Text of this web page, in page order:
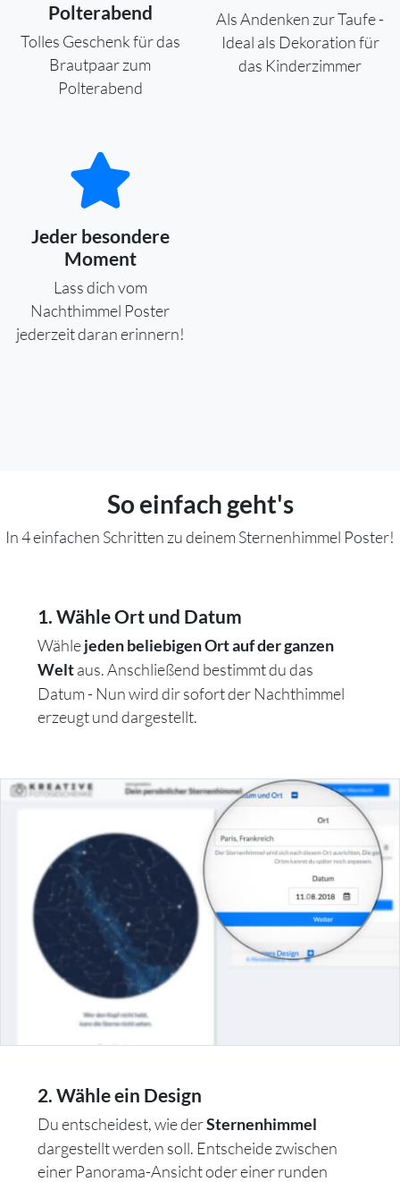
Polterabend
Tolles Geschenk für das
Brautpaar zum
Polterabend
Als Andenken zur Taufe -
Ideal als Dekoration für
das Kinderzimmer
Jeder besondere
Moment
Lass dich vom
Nachthimmel Poster
jederzeit daran erinnern!
So einfach geht's
In 4 einfachen Schritten zu deinem Sternenhimmel Poster!
1. Wähle Ort und Datum
Wählejeden beliebigen Ort auf der ganzen
Weltaus. Anschließend bestimmt du das
Datum - Nun wird dir sofort der Nachthimmel
erzeugt und dargestellt.
2. Wähle ein Design
Du entscheidest, wie derSternenhimmel
dargestellt werden soll. Entscheide zwischen
einer Panorama-Ansicht oder einer runden